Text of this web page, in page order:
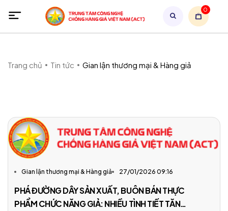
0
Trang chủ Tin tức Gian lận thương mại & Hàng giả
Gian lận thương mại & Hàng giả 27/01/2026 09:16
PHÁ ĐƯỜNG DÂY SẢN XUẤT, BUÔN BÁN THỰC
PHẨM CHỨC NĂNG GIẢ: NHIỀU TÌNH TIẾT TĂNG